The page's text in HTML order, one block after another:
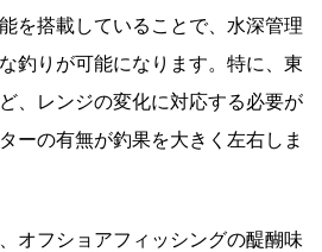
を搭載していることで、水深管理
釣りが可能になります。特に、東
、レンジの変化に対応する必要が
ーの有無が釣果を大きく左右しま
オフショアフィッシングの醍醐味